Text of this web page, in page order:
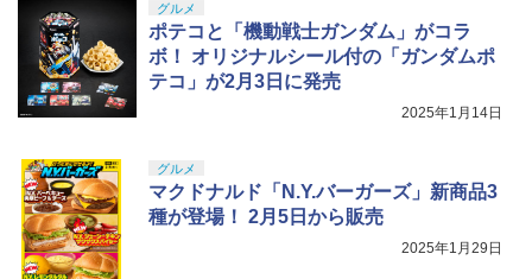
グルメ
ポテコと「機動戦士ガンダム」がコラ
ボ！ オリジナルシール付の「ガンダムポ
テコ」が2月3日に発売
2025年1月14日
グルメ
マクドナルド「N.Y.バーガーズ」新商品3
種が登場！ 2月5日から販売
2025年1月29日